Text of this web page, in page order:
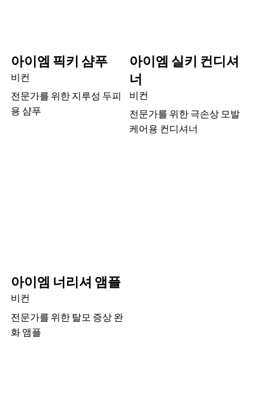
아이엠 픽키 샴푸
비컨
전문가를 위한 지루성 두피
용 샴푸
아이엠 실키 컨디셔
너
비컨
전문가를 위한 극손상 모발
케어용 컨디셔너
아이엠 너리셔 앰플
비컨
전문가를 위한 탈모 증상 완
화 앰플